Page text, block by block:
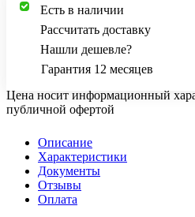
Есть в наличии
Рассчитать доставку
Нашли дешевле?
Гарантия 12 месяцев
Цена носит информационный
публичной офертой
Описание
Характеристики
Документы
Отзывы
Оплата